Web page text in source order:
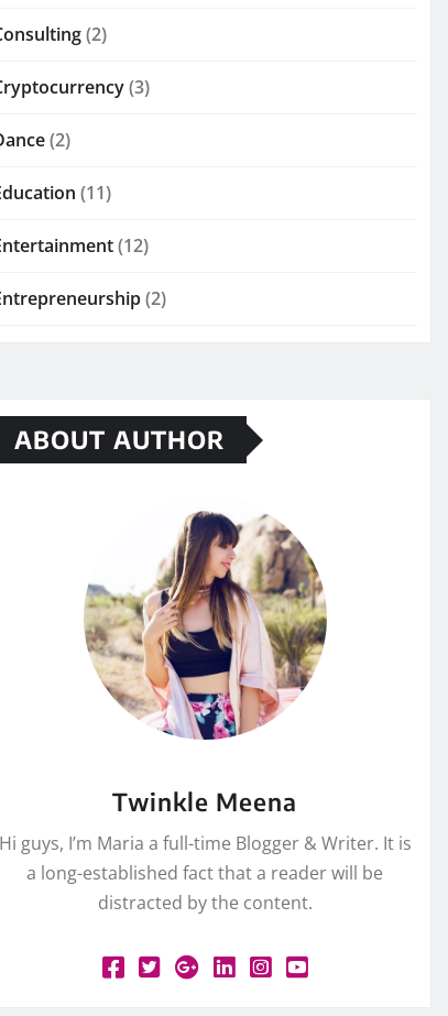
(2)
(3)
(2)
(11)
(12)
(2)
ABOUT AUTHOR
Twinkle Meena
Hi guys, I’m Maria a full-time Blogger & Writer. It is
a long-established fact that a reader will be
distracted by the content.